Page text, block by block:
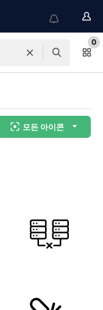
0
모든 아이콘